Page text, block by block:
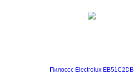
Пилосос Electrolux EB51C2DB